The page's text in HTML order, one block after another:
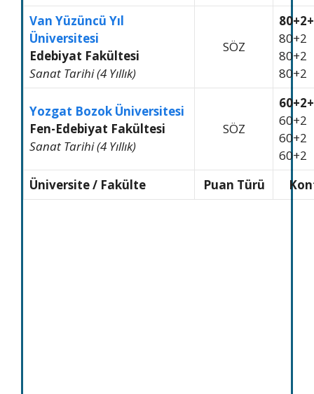
Van Yüzüncü Yıl
Üniversitesi
Edebiyat Fakültesi
Sanat Tarihi (4 Yıllık)
SÖZ
80+2
80+2
80+2
Yozgat Bozok Üniversitesi
Fen-Edebiyat Fakültesi
Sanat Tarihi (4 Yıllık)
SÖZ
60+2
60+2
60+2
Üniversite / Fakülte
Puan Türü